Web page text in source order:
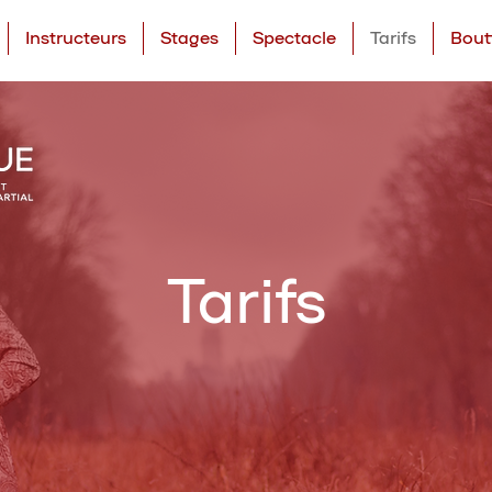
Instructeurs Stages Spectacle Tarifs
Tarifs